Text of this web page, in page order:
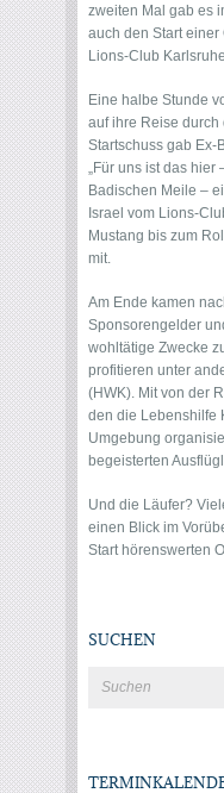
zweiten Mal gab es
auch den Start
Lions-Club
Eine halbe Stunde
auf ihre Reise durch
Startschuss gab Ex-
„Für uns ist das
Badischen Meile –
Israel vom Lions-
Mustang bis zum
mit.
Am Ende kamen
Sponsorengelder
wohltätige Zwecke
profitieren unter
(HWK). Mit von der
den die Lebenshilfe
Umgebung
begeisterten
Und die Läufer?
einen Blick im
Start hörenswerten
SUCHEN